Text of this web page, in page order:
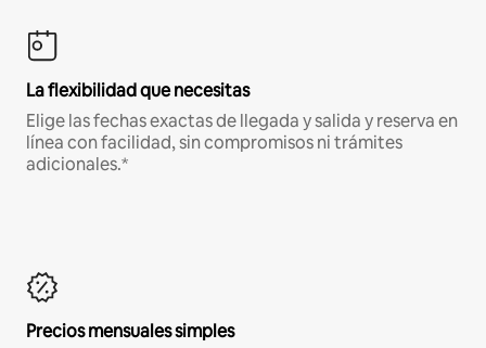
La flexibilidad que necesitas
Elige las fechas exactas de llegada y salida y reserva en
línea con facilidad, sin compromisos ni trámites
adicionales.*
Precios mensuales simples